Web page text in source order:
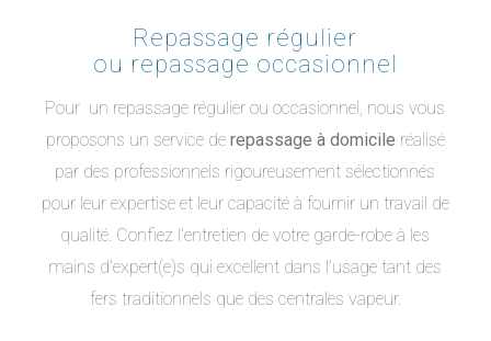
Repassage régulier
ou repassage occasionnel
Pour un repassage régulier ou occasionnel, nous vous
proposons un service de repassage à domicile réalisé
par des professionnels rigoureusement sélectionnés
pour leur expertise et leur capacité à fournir un travail de
qualité. Confiez l’entretien de votre garde-robe à les
mains d’expert(e)s qui excellent dans l’usage tant des
fers traditionnels que des centrales vapeur.